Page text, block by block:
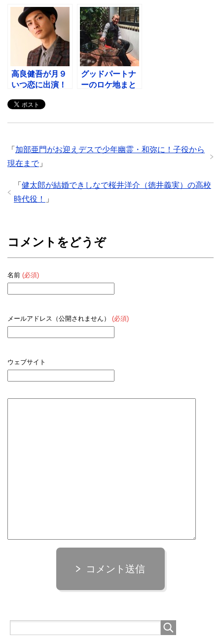
の意外な関係？
賀来千香子との
共演は？
覧！アソシエイ
ト弁護士って？
高良健吾が月９
いつ恋に出演！
型がすごい！
グッドパートナ
ーのロケ地まと
「 加部亜門がお迎えデスで少年幽霊・和弥に！子役から
現在まで」
「 健太郎が結婚できしなで桜井洋介（徳井義実）の高校
時代役！
」
コメントをどうぞ
名前 (必須)
メールアドレス（公開されません） (必須)
ウェブサイト
コメント送信